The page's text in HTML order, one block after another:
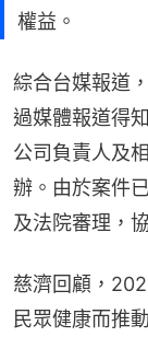
權益。
綜合台媒報道
過媒體報道得
公司負責人及
辦。由於案件
及法院審理，
慈濟回顧，
民眾健康而推